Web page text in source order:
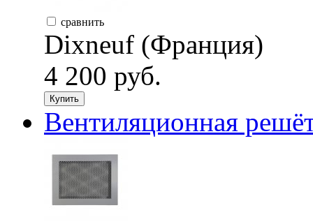
сравнить
Dixneuf (Франция)
4 200 руб.
Купить
Вентиляционная